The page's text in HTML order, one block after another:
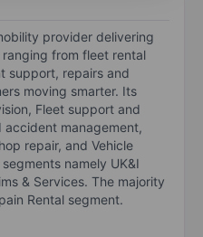
provider delivering
from fleet rental
support, repairs and
moving smarter. Its
Fleet support and
accident management,
repair, and Vehicle
namely UK&I
& Services. The majority
Rental segment.